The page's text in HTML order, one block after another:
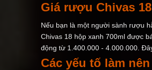
Giá rượu Chivas
Nếu bạn là một người sành rượu
Chivas 18 hộp xanh 700ml được
động từ 1.400.000 - 4.000.000.
Các yếu tố làm